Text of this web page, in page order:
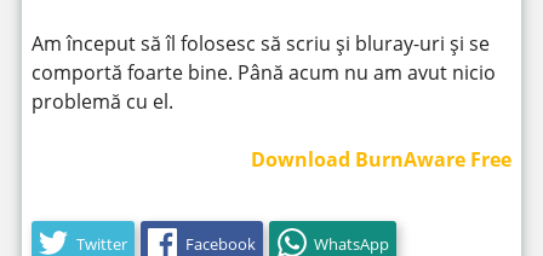
Am început să îl folosesc să scriu și bluray-uri și se
comportă foarte bine. Până acum nu am avut nicio
problemă cu el.
Download BurnAware Free
Twitter Facebook WhatsApp